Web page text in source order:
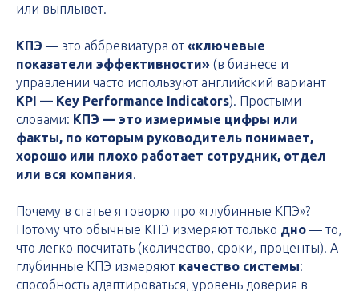
или выплывет.
КПЭ — это аббревиатура от «ключевые
показатели эффективности» (в бизнесе и
управлении часто используют английский вариант
KPI — Key Performance Indicators). Простыми
словами: КПЭ — это измеримые цифры или
факты, по которым руководитель понимает,
хорошо или плохо работает сотрудник, отдел
или вся компания.
Почему в статье я говорю про «глубинные КПЭ»?
Потому что обычные КПЭ измеряют только дно — то,
что легко посчитать (количество, сроки, проценты). А
глубинные КПЭ измеряют качество системы:
способность адаптироваться, уровень доверия в